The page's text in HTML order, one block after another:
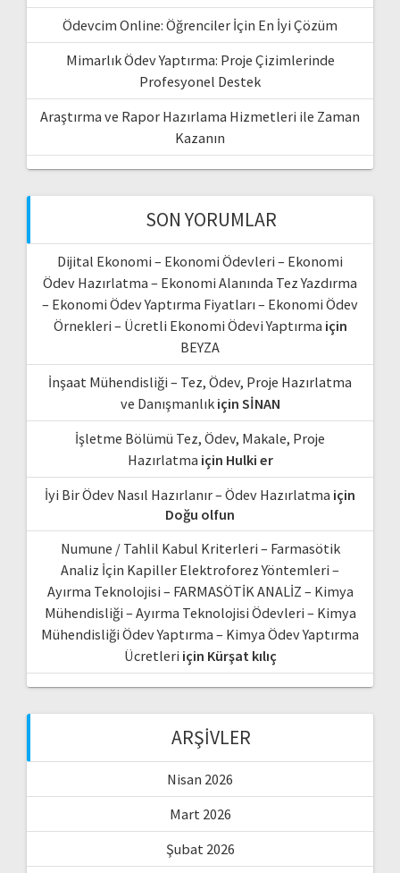
Ödevcim Online: Öğrenciler İçin En İyi Çözüm
Mimarlık Ödev Yaptırma: Proje Çizimlerinde
Profesyonel Destek
Araştırma ve Rapor Hazırlama Hizmetleri ile Zaman
Kazanın
SON YORUMLAR
Dijital Ekonomi – Ekonomi Ödevleri – Ekonomi
Ödev Hazırlatma – Ekonomi Alanında Tez Yazdırma
– Ekonomi Ödev Yaptırma Fiyatları – Ekonomi Ödev
Örnekleri – Ücretli Ekonomi Ödevi Yaptırma için
BEYZA
İnşaat Mühendisliği – Tez, Ödev, Proje Hazırlatma
ve Danışmanlıkiçin SİNAN
İşletme Bölümü Tez, Ödev, Makale, Proje
Hazırlatma için Hulki er
İyi Bir Ödev Nasıl Hazırlanır – Ödev Hazırlatma için
Doğu olfun
Numune / Tahlil Kabul Kriterleri – Farmasötik
Analiz İçin Kapiller Elektroforez Yöntemleri –
Ayırma Teknolojisi – FARMASÖTİK ANALİZ – Kimya
Mühendisliği – Ayırma Teknolojisi Ödevleri – Kimya
Mühendisliği Ödev Yaptırma – Kimya Ödev Yaptırma
Ücretleri için Kürşat kılıç
ARŞIVLER
Nisan 2026
Mart 2026
Şubat 2026